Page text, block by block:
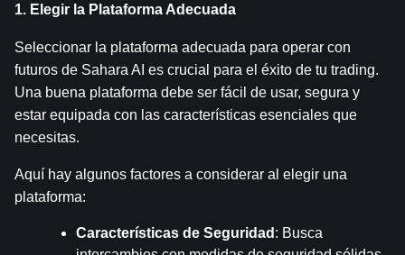
1. Elegir la Plataforma Adecuada
Seleccionar la plataforma adecuada para operar con
futuros de Sahara AI es crucial para el éxito de tu trading.
Una buena plataforma debe ser fácil de usar, segura y
estar equipada con las características esenciales que
necesitas.
Aquí hay algunos factores a considerar al elegir una
plataforma:
Características de Seguridad : Busca